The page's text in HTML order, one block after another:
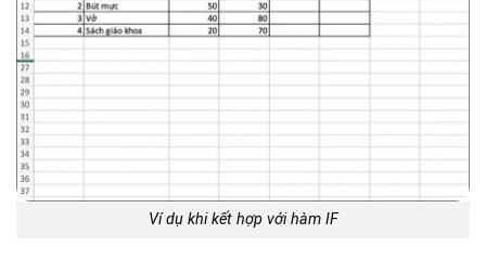
Ví dụ khi kết hợp với hàm IF